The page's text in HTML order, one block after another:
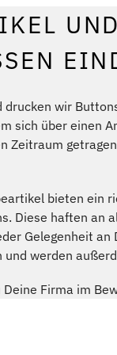
drucken wir
sich über einen
Zeitraum
bieten ein
Diese haften an
Gelegenheit
werden
Firma im